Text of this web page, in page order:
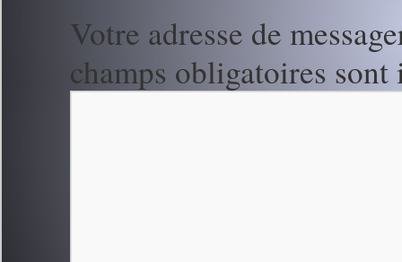
Votre adresse de
champs obligatoires